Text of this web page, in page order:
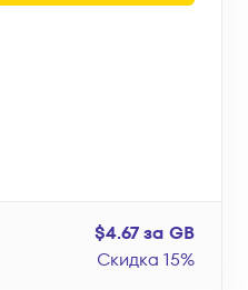
$4.67 за GB
Скидка 15%